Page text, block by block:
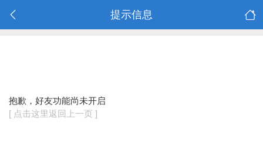
提示信息
抱歉，好友功能尚未开启
[ 点击这里返回上一页 ]